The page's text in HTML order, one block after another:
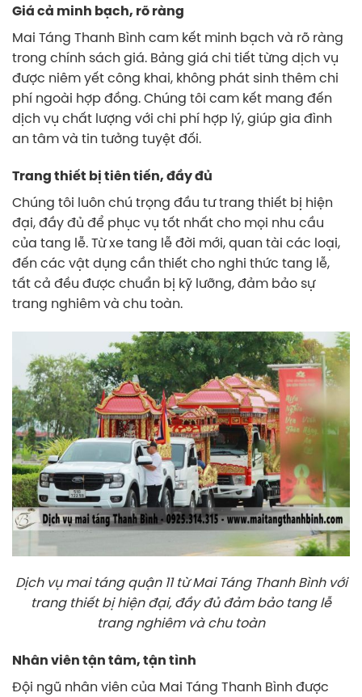
Giá cả minh bạch, rõ ràng
Mai Táng Thanh Bình cam kết minh bạch và rõ ràng
trong chính sách giá. Bảng giá chi tiết từng dịch vụ
được niêm yết công khai, không phát sinh thêm chi
phí ngoài hợp đồng. Chúng tôi cam kết mang đến
dịch vụ chất lượng với chi phí hợp lý, giúp gia đình
an tâm và tin tưởng tuyệt đối.
Trang thiết bị tiên tiến, đầy đủ
Chúng tôi luôn chú trọng đầu tư trang thiết bị hiện
đại, đầy đủ để phục vụ tốt nhất cho mọi nhu cầu
của tang lễ. Từ xe tang lễ đời mới, quan tài các loại,
đến các vật dụng cần thiết cho nghi thức tang lễ,
tất cả đều được chuẩn bị kỹ lưỡng, đảm bảo sự
trang nghiêm và chu toàn.
Dịch vụ mai táng quận 11 từ Mai Táng Thanh Bình với
trang thiết bị hiện đại, đầy đủ đảm bảo tang lễ
trang nghiêm và chu toàn
Nhân viên tận tâm, tận tình
Đội ngũ nhân viên của Mai Táng Thanh Bình được